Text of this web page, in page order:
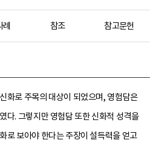
참조 참고문헌
화로 주목의 대상이 되었으며, 영험담은
다. 그렇지만 영험담 또한 신화적 성격을
로 보아야 한다는 주장이 설득력을 얻고